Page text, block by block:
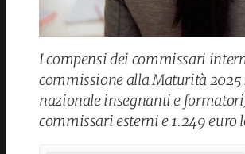
I compensi dei commissari
commissione alla Maturità
nazionale insegnanti e
commissari esterni e 1.249 euro